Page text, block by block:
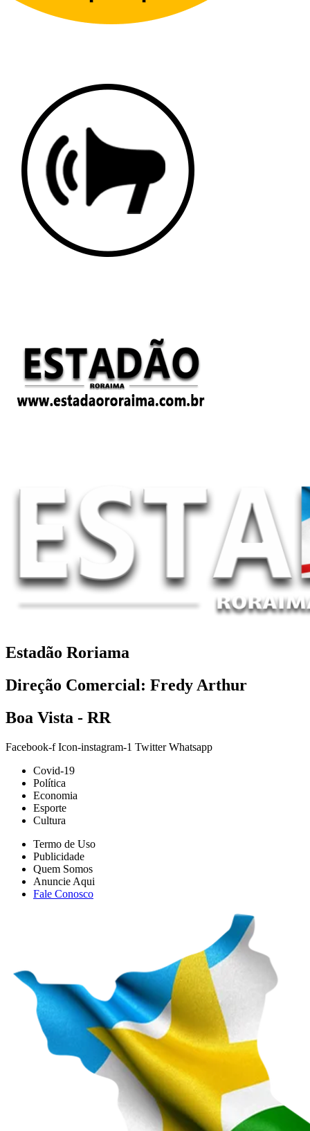
Direção Comercial: Fredy Arthur
Boa Vista - RR
Facebook-f Icon-instagram-1
Covid-19
Economia
Esporte
Cultura
Termo de Uso
Quem Somos
Anuncie Aqui
Fale Conosco